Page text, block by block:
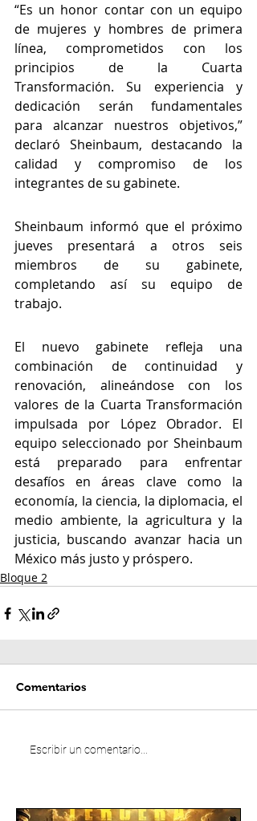
“Es un honor contar con un equipo
de mujeres y hombres de primera
línea, comprometidos con los
principios de la Cuarta
Transformación. Su experiencia y
dedicación serán fundamentales
para alcanzar nuestros objetivos,”
declaró Sheinbaum, destacando la
calidad y compromiso de los
integrantes de su gabinete.
Sheinbaum informó que el próximo
jueves presentará a otros seis
miembros de su gabinete,
completando así su equipo de
trabajo.
El nuevo gabinete refleja una
combinación de continuidad y
renovación, alineándose con los
valores de la Cuarta Transformación
impulsada por López Obrador. El
equipo seleccionado por Sheinbaum
está preparado para enfrentar
desafíos en áreas clave como la
economía, la ciencia, la diplomacia, el
medio ambiente, la agricultura y la
justicia, buscando avanzar hacia un
México más justo y próspero.
Bloque 2
Comentarios
Escribir un comentario...